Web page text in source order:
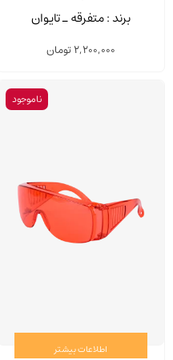
برند : متفرقه ـ تایوان
2,200,000تومان
ناموجود
اطلاعات بیشتر